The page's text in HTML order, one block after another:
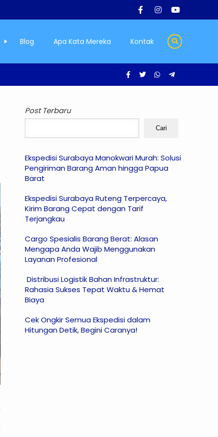
Blog Apa Kata Mereka Kontak
Post Terbaru
Cari
Ekspedisi Surabaya Manokwari Murah: Solusi
Pengiriman Barang Aman hingga Papua
Barat
Ekspedisi Surabaya Ruteng Terpercaya,
Kirim Barang Cepat dengan Tarif
Terjangkau
Cargo Spesialis Barang Berat: Alasan
Mengapa Anda Wajib Menggunakan
Layanan Profesional
Distribusi Logistik Bahan Infrastruktur:
Rahasia Sukses Tepat Waktu & Hemat
Biaya
Cek Ongkir Semua Ekspedisi dalam
Hitungan Detik, Begini Caranya!